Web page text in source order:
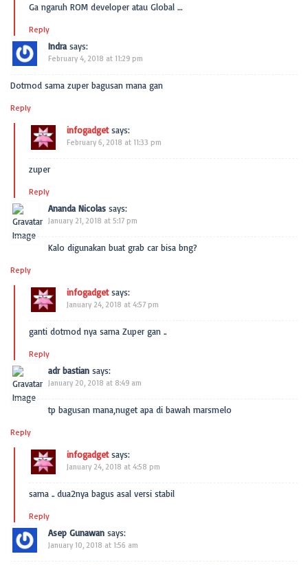
Ga ngaruh ROM developer atau Global …
Reply
Indra says:
February 4, 2018 at 11:29 pm
Dotmod sama zuper bagusan mana gan
Reply
infogadget says:
February 6, 2018 at 11:33 pm
zuper
Reply
Ananda Nicolas says:
January 21, 2018 at 5:17 pm
Kalo digunakan buat grab car bisa bng?
Reply
infogadget says:
January 24, 2018 at 4:57 pm
ganti dotmod nya sama Zuper gan ..
Reply
adr bastian says:
January 20, 2018 at 8:49 am
tp bagusan mana,nuget apa di bawah marsmelo
Reply
infogadget says:
January 24, 2018 at 4:58 pm
sama .. dua2nya bagus asal versi stabil
Reply
Asep Gunawan says:
January 10, 2018 at 1:56 am